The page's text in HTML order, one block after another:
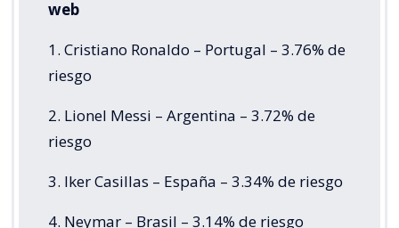
web
1. Cristiano Ronaldo – Portugal – 3.76% de
riesgo
2. Lionel Messi – Argentina – 3.72% de
riesgo
3. Iker Casillas – España – 3.34% de riesgo
4. Neymar – Brasil – 3.14% de riesgo